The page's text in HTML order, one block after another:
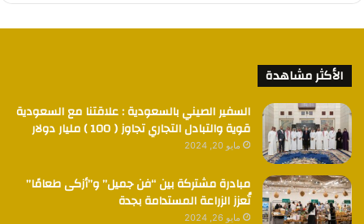
الأكثر مشاهدة
السفير الصيني بالسعودية : علاقتنا مع السعودية
قوية والتبادل التجاري تجاوز ( 100 ) مليار دولار
مايو 20, 2024
مبادرة مشتركة بين “فن جميل” و”أزكى طعامًا”
تُعزز الزراعة المستدامة بجدة
مايو 26, 2024